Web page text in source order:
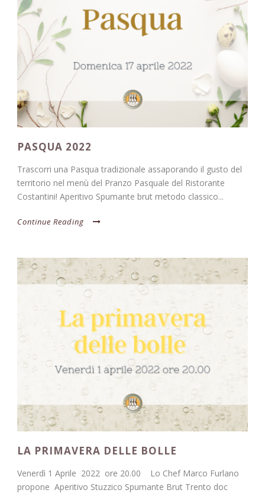
PASQUA 2022
Trascorri una Pasqua tradizionale assaporando il gusto del
territorio nel menù del Pranzo Pasquale del Ristorante
Costantini! Aperitivo Spumante brut metodo classico...
Continue Reading
LA PRIMAVERA DELLE BOLLE
Venerdì 1 Aprile 2022 ore 20.00 Lo Chef Marco Furlano
propone Aperitivo Stuzzico Spumante Brut Trento doc